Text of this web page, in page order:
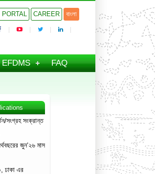
PORTAL CAREER বাংলা
EFDMS FAQ
সংগ্রহ সংক্রান্ত
জুন’২৬ মাস
ঢাকা এর